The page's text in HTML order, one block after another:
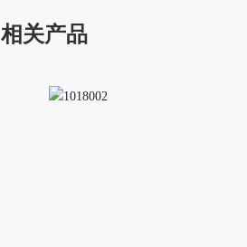
相关产品